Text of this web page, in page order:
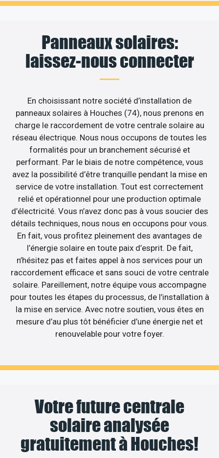
Panneaux solaires:
laissez-nous connecter
En choisissant notre société d’installation de
panneaux solaires à Houches (74), nous prenons en
charge le raccordement de votre centrale solaire au
réseau électrique. Nous nous occupons de toutes les
formalités pour un branchement sécurisé et
performant. Par le biais de notre compétence, vous
avez la possibilité d’être tranquille pendant la mise en
service de votre installation. Tout est correctement
relié et opérationnel pour une production optimale
d’électricité. Vous n’avez donc pas à vous soucier des
détails techniques, nous nous en occupons pour vous.
En fait, vous profitez pleinement des avantages de
l’énergie solaire en toute paix d’esprit. De fait,
n’hésitez pas et faites appel à nos services pour un
raccordement efficace et sans souci de votre centrale
solaire. Pareillement, notre équipe vous accompagne
pour toutes les étapes du processus, de l’installation à
la mise en service. Avec notre soutien, vous êtes en
mesure d’au plus tôt bénéficier d’une énergie net et
renouvelable pour votre foyer.
Votre future centrale
solaire analysée
gratuitement à Houches!